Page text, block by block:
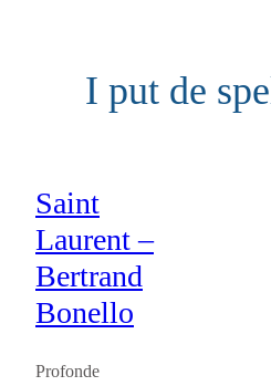
I put de
Saint
Laurent –
Bertrand
Bonello
Profonde